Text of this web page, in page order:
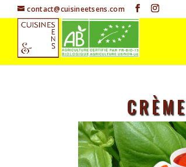
contact@cuisineetsens.com